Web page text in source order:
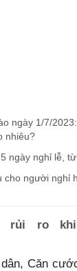
ngày 1/7/
nhiêu?
ngày nghỉ lễ,
cho người nghỉ
rủi ro
Căn